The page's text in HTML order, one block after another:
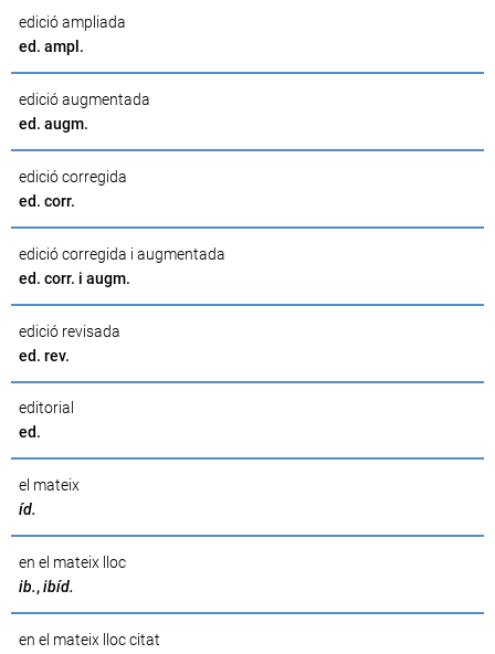
edició ampliada
ed. ampl.
edició augmentada
ed. augm.
edició corregida
ed. corr.
edició corregida i augmentada
ed. corr. i augm.
edició revisada
ed. rev.
editorial
ed.
el mateix
íd.
en el mateix lloc
ib.,ibíd.
en el mateix lloc citat